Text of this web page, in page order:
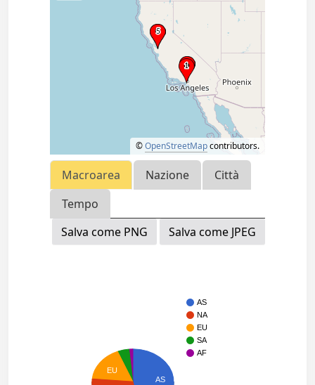
©OpenStreetMapcontributors.
Macroarea Nazione
Città
Tempo
Salva come PNG
Salva come JPEG
AS
NA
EU
SA
AF
AS
EU